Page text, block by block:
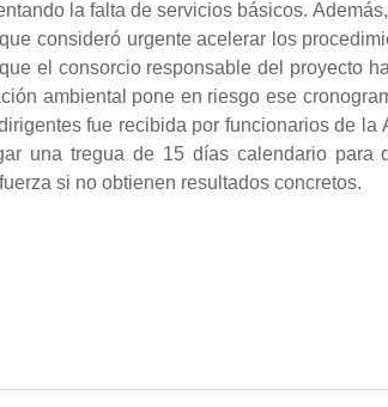
la falta de servicios básicos.
consideró urgente acelerar los
el consorcio responsable del proyecto
ambiental pone en riesgo ese
fue recibida por funcionarios de
una tregua de 15 días calendario
si no obtienen resultados concretos.